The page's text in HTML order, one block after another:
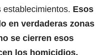
establecimientos. Esos
en verdaderas zonas
se cierren esos
los homicidios,